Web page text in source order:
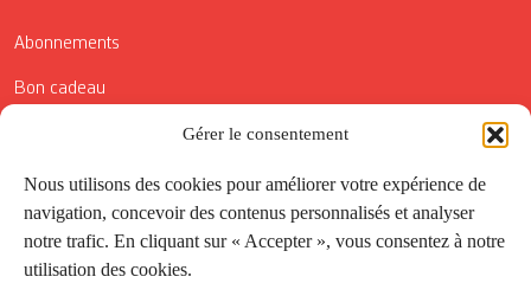
Gérer le consentement
Nous utilisons des cookies pour améliorer votre expérience de
navigation, concevoir des contenus personnalisés et analyser
notre trafic. En cliquant sur « Accepter », vous consentez à notre
utilisation des cookies.
Abonnements
Bon cadeau
Conditions générales de vente
Réductions de la Carte Côté Courrier
Application